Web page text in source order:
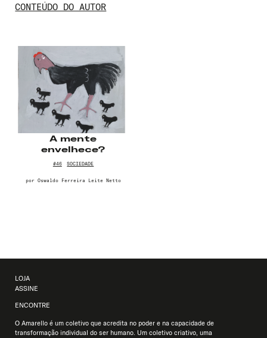
CONTEÚDO DO AUTOR
A mente
envelhece?
#46 SOCIEDADE
por Oswaldo Ferreira Leite Netto
LOJA
ASSINE
ENCONTRE
O Amarello é um coletivo que acredita no poder e na capacidade de
transformação individual do ser humano. Um coletivo criativo, uma